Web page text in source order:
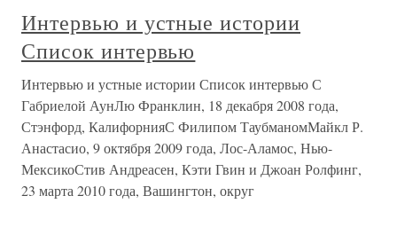
Интервью и устные истории
Список интервью
Интервью и устные истории Список интервью С
Габриелой АунЛю Франклин, 18 декабря 2008 года,
Стэнфорд, КалифорнияС Филипом ТаубманомМайкл Р.
Анастасио, 9 октября 2009 года, Лос-Аламос, Нью-
МексикоСтив Андреасен, Кэти Гвин и Джоан Ролфинг,
23 марта 2010 года, Вашингтон, округ